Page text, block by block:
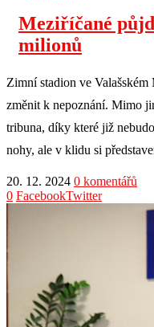
Meziříčané
milionů
Zimní stadion ve
změnit k nepoznání. Mimo
tribuna, díky které již
nohy, ale v klidu si
20. 12. 2024 0 komentářů
0 FacebookTwitter